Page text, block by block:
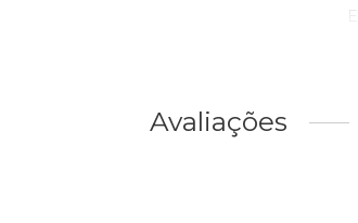
Avaliações